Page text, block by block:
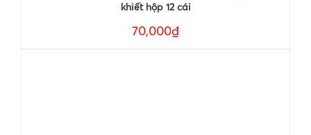
khiết hộp 12 cái
70,000₫